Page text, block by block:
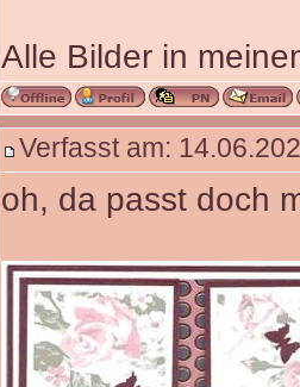
Alle Bilder in
Verfasst am:
oh, da passt doch